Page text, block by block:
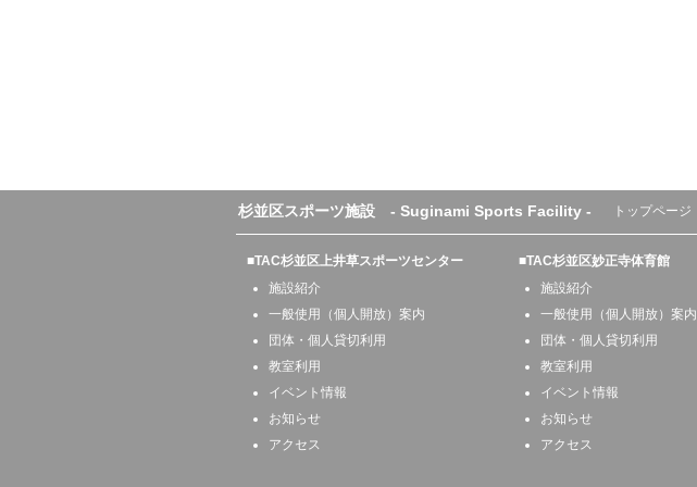
杉並区スポーツ施設 - Suginami Sports Facility - トップページ
■TAC杉並区上井草スポーツセンター
施設紹介
一般使用（個人開放）案内
団体・個人貸切利用
教室利用
イベント情報
お知らせ
アクセス
■TAC杉並区妙正寺体育館
施設紹介
一般使用（個人開放）案内
団体・個人貸切利用
教室利用
イベント情報
お知らせ
アクセス